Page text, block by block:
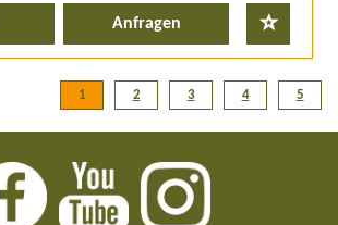
Anfragen
1 2 3 4 5